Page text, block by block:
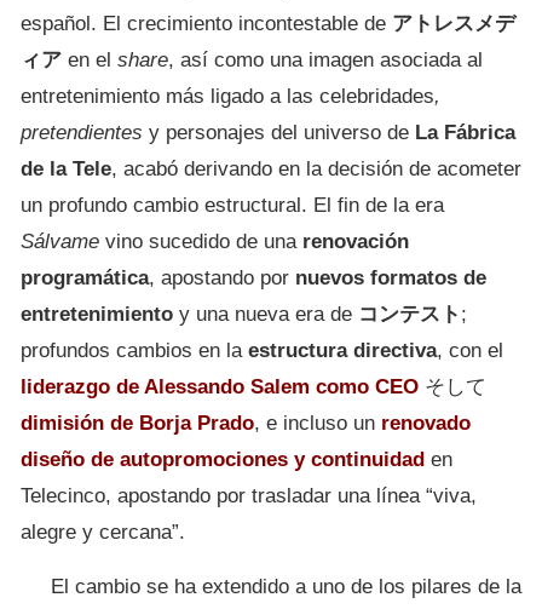
español. El crecimiento incontestable de アトレスメデ
ィア en el share, así como una imagen asociada al
entretenimiento más ligado a las celebridades,
pretendientes y personajes del universo de La Fábrica
de la Tele, acabó derivando en la decisión de acometer
un profundo cambio estructural. El fin de la era
Sálvame vino sucedido de una renovación
programática, apostando por nuevos formatos de
entretenimiento y una nueva era de コンテスト ;
profundos cambios en la estructura directiva, con el
liderazgo de Alessando Salem como CEO そして
dimisión de Borja Prado, e incluso un renovado
diseño de autopromociones y continuidad en
Telecinco, apostando por trasladar una línea “viva,
alegre y cercana”.
El cambio se ha extendido a uno de los pilares de la